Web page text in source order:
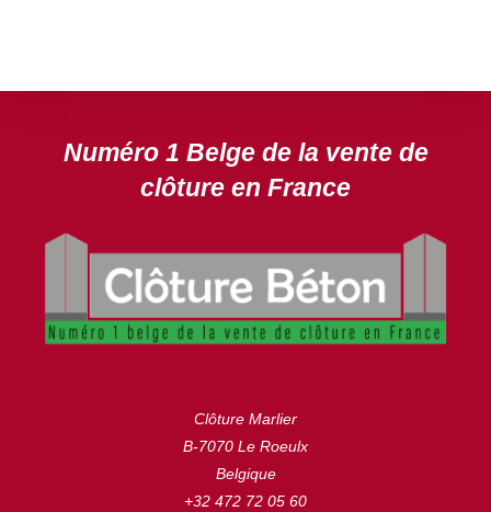
Numéro 1 Belge de la vente de
clôture en France
Clôture Marlier
B-7070 Le Roeulx
Belgique
+32 472 72 05 60